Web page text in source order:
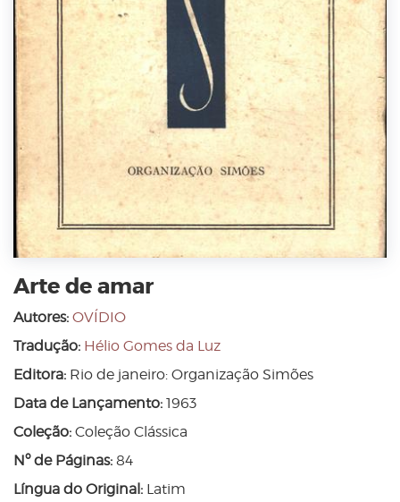
Arte de amar
Autores: OVÍDIO
Tradução: Hélio Gomes da Luz
Editora: Rio de janeiro: Organização Simões
Data de Lançamento: 1963
Coleção: Coleção Clássica
Nº de Páginas: 84
Língua do Original: Latim